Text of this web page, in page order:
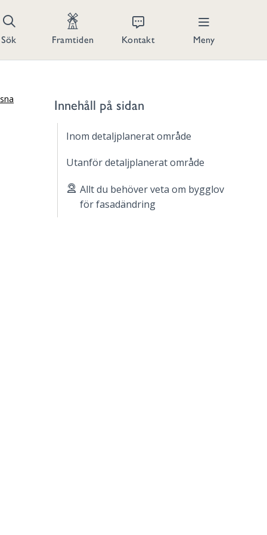
Sök Framtiden Kontakt Meny
Innehåll på sidan
Inom detaljplanerat område
Utanför detaljplanerat område
Allt du behöver veta om bygglov
för fasadändring